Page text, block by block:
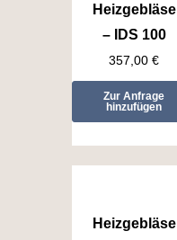
Heizgebläse
– IDS 100
357,00 €
Zur Anfrage
hinzufügen
Heizgebläse